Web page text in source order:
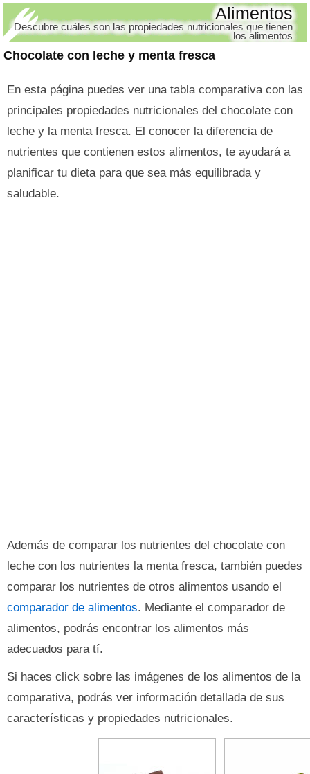
Chocolate con leche y menta fresca
Alimentos
Descubre cuáles son las propiedades nutricionales que tienen
los alimentos
En esta página puedes ver una tabla comparativa con las
principales propiedades nutricionales del chocolate con
leche y la menta fresca. El conocer la diferencia de
nutrientes que contienen estos alimentos, te ayudará a
planificar tu dieta para que sea más equilibrada y
saludable.
Además de comparar los nutrientes del chocolate con
leche con los nutrientes la menta fresca, también puedes
comparar los nutrientes de otros alimentos usando el
comparador de alimentos. Mediante el comparador de
alimentos, podrás encontrar los alimentos más
adecuados para tí.
Si haces click sobre las imágenes de los alimentos de la
comparativa, podrás ver información detallada de sus
características y propiedades nutricionales.